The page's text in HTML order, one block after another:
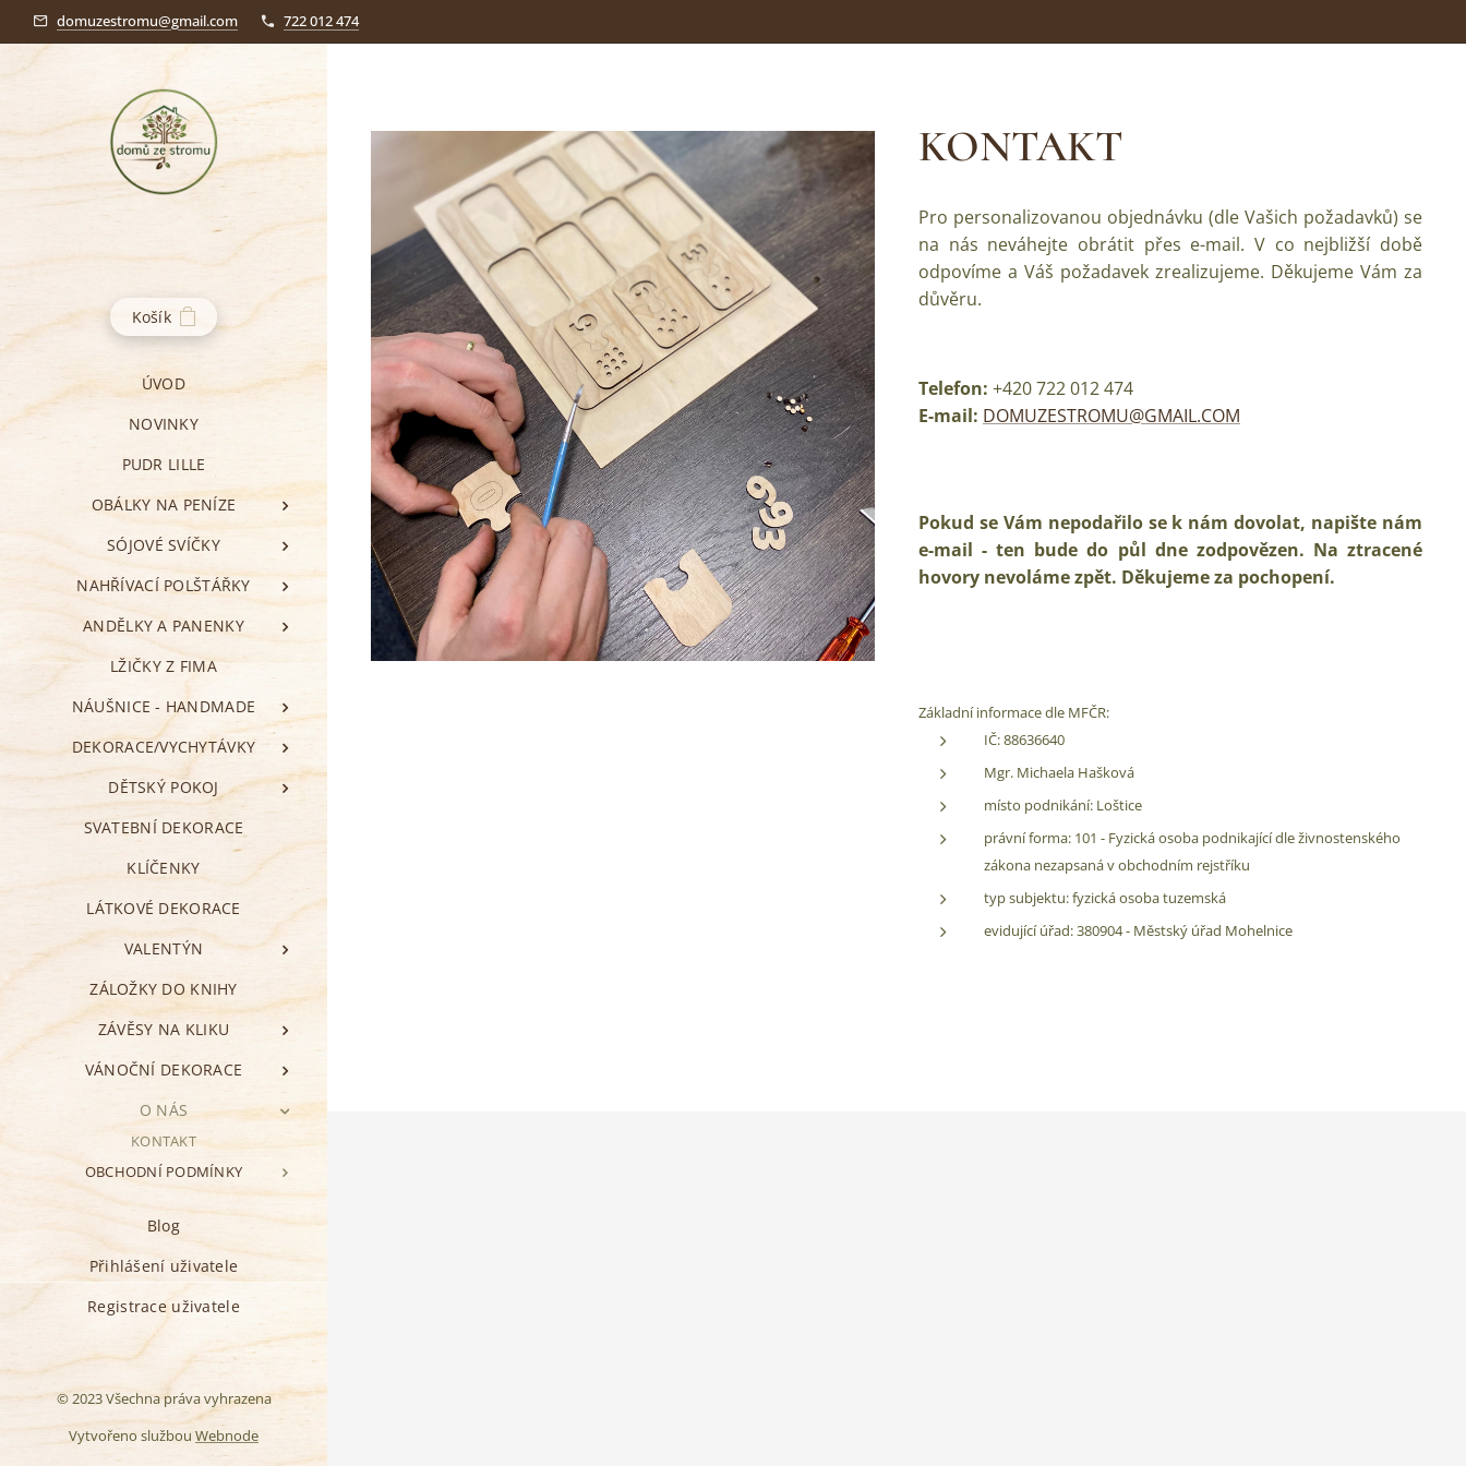
domuzestromu@gmail.com 722 012 474
Košík
ÚVOD
NOVINKY
PUDR LILLE
OBÁLKY NA PENÍZE
SÓJOVÉ SVÍČKY
NAHŘÍVACÍ POLŠTÁŘKY
ANDĚLKY A PANENKY
LŽIČKY Z FIMA
NÁUŠNICE - HANDMADE
DEKORACE/VYCHYTÁVKY
DĚTSKÝ POKOJ
SVATEBNÍ DEKORACE
KLÍČENKY
LÁTKOVÉ DEKORACE
VALENTÝN
ZÁLOŽKY DO KNIHY
ZÁVĚSY NA KLIKU
VÁNOČNÍ DEKORACE
O NÁS
KONTAKT
OBCHODNÍ PODMÍNKY
Blog
Přihlášení uživatele
Registrace uživatele
KONTAKT
Pro personalizovanou objednávku (dle Vašich požadavků) se
na nás neváhejte obrátit přes e-mail. V co nejbližší době
odpovíme a Váš požadavek zrealizujeme. Děkujeme Vám za
důvěru.
Telefon: +420 722 012 474
E-mail: DOMUZESTROMU@GMAIL.COM
Pokud se Vám nepodařilo se k nám dovolat, napište nám
e-mail - ten bude do půl dne zodpovězen. Na ztracené
hovory nevoláme zpět. Děkujeme za pochopení.
Základní informace dle MFČR:
IČ: 88636640
Mgr. Michaela Hašková
místo podnikání: Loštice
právní forma: 101 - Fyzická osoba podnikající dle živnostenského
zákona nezapsaná v obchodním rejstříku
typ subjektu: fyzická osoba tuzemská
evidující úřad: 380904 - Městský úřad Mohelnice
© 2023 Všechna práva vyhrazena
Vytvořeno službou Webnode